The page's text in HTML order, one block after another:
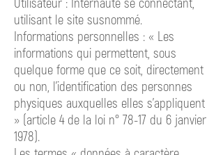
Utilisateur : Internaute se connectant,
utilisant le site susnommé.
Informations personnelles : « Les
informations qui permettent, sous
quelque forme que ce soit, directement
ou non, l'identification des personnes
physiques auxquelles elles s'appliquent
» (article 4 de la loi n° 78-17 du 6 janvier
1978).